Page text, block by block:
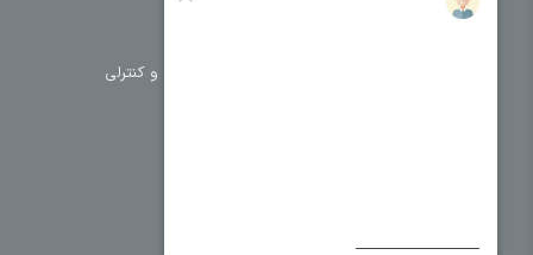
درباره ما
تجهیزات حفاظتی و کنترلی